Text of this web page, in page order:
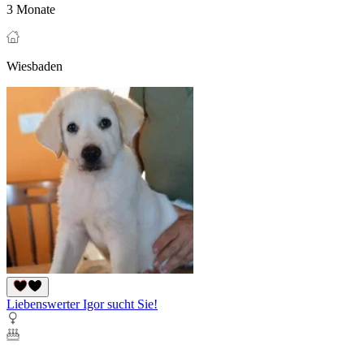
3 Monate
Wiesbaden
Liebenswerter Igor sucht Sie!